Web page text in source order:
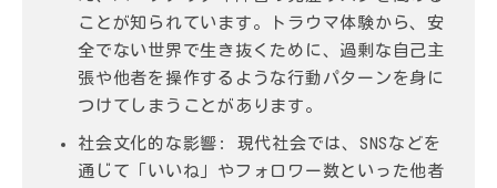
ことが知られています。トラウマ体験から、安
全でない世界で生き抜くために、過剰な自己主
張や他者を操作するような行動パターンを身に
つけてしまうことがあります。
社会文化的な影響:
現代社会では、SNSなどを
通じて「いいね」やフォロワー数といった他者